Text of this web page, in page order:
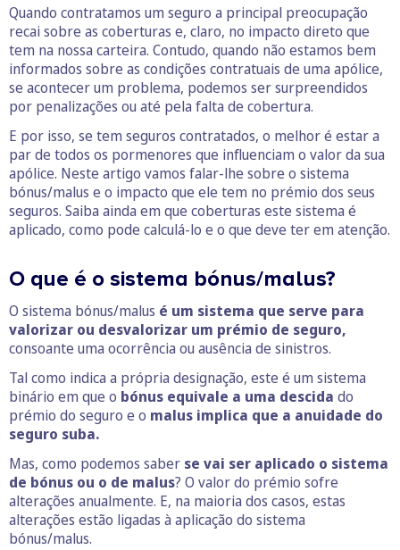
Quando contratamos um seguro a principal preocupação
recai sobre as coberturas e, claro, no impacto direto que
tem na nossa carteira. Contudo, quando não estamos bem
informados sobre as condições contratuais de uma apólice,
se acontecer um problema, podemos ser surpreendidos
por penalizações ou até pela falta de cobertura.
E por isso, se tem seguros contratados, o melhor é estar a
par de todos os pormenores que influenciam o valor da sua
apólice. Neste artigo vamos falar-lhe sobre o sistema
bónus/malus e o impacto que ele tem no prémio dos seus
seguros. Saiba ainda em que coberturas este sistema é
aplicado, como pode calculá-lo e o que deve ter em atenção.
O que é o sistema bónus/malus?
O sistema bónus/malus é um sistema que serve para
valorizar ou desvalorizar um prémio de seguro,
consoante uma ocorrência ou ausência de sinistros.
Tal como indica a própria designação, este é um sistema
binário em que o bónus equivale a uma descida do
prémio do seguro e o malus implica que a anuidade do
seguro suba.
Mas, como podemos saber se vai ser aplicado o sistema
de bónus ou o de malus? O valor do prémio sofre
alterações anualmente. E, na maioria dos casos, estas
alterações estão ligadas à aplicação do sistema
bónus/malus.